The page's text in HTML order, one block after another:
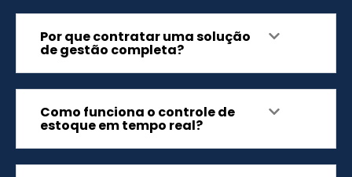
Por que contratar uma solução
de gestão completa?
Como funciona o controle de
estoque em tempo real?